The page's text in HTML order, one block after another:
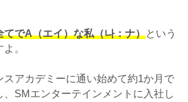
てでA（エイ）な私（나：ナ）という
。
アカデミーに通い始めて約1か月で
SMエンターテインメントに入社し